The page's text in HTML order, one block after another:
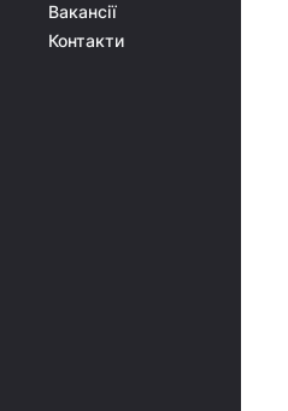
Вакансії
Контакти